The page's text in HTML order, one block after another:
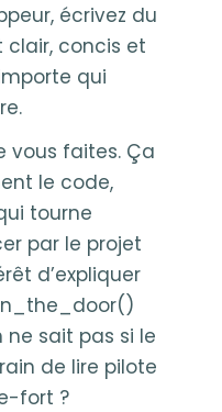
écrivez du
concis et
qui
vous faites. Ça
le code,
tourne
par le projet
d’expliquer
ne sait pas si le
de lire pilote
fort ?